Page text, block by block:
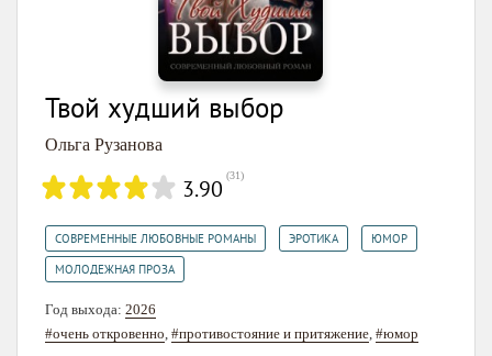
Твой худший выбор
Ольга Рузанова
3.90 (31)
СОВРЕМЕННЫЕ ЛЮБОВНЫЕ РОМАНЫ ЭРОТИКА ЮМОР
МОЛОДЕЖНАЯ ПРОЗА
Год выхода: 2026
#очень откровенно #противостояние и притяжение #юмор